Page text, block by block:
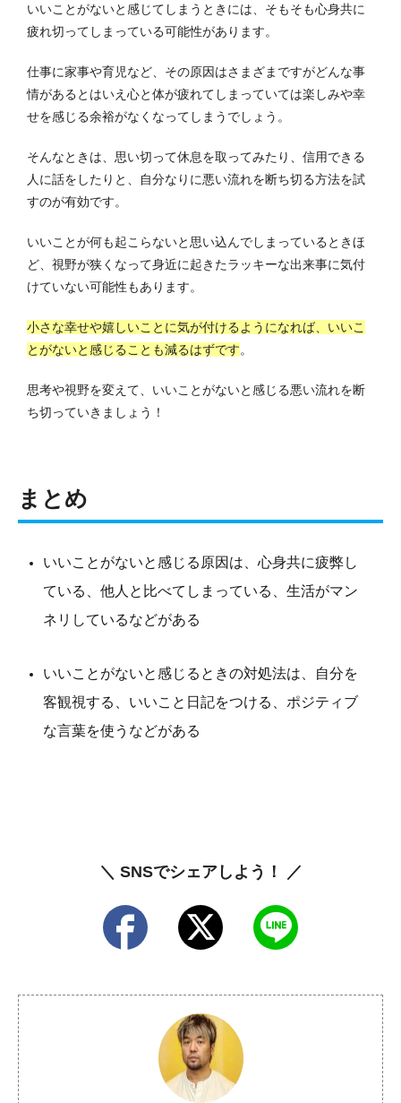
いいことがないと感じてしまうときには、そもそも心身共に
疲れ切ってしまっている可能性があります。
仕事に家事や育児など、その原因はさまざまですがどんな事
情があるとはいえ心と体が疲れてしまっていては楽しみや幸
せを感じる余裕がなくなってしまうでしょう。
そんなときは、思い切って休息を取ってみたり、信用できる
人に話をしたりと、自分なりに悪い流れを断ち切る方法を試
すのが有効です。
いいことが何も起こらないと思い込んでしまっているときほ
ど、視野が狭くなって身近に起きたラッキーな出来事に気付
けていない可能性もあります。
小さな幸せや嬉しいことに気が付けるようになれば、いいこ
とがないと感じることも減るはずです。
思考や視野を変えて、いいことがないと感じる悪い流れを断
ち切っていきましょう！
まとめ
いいことがないと感じる原因は、心身共に疲弊し
ている、他人と比べてしまっている、生活がマン
ネリしているなどがある
いいことがないと感じるときの対処法は、自分を
客観視する、いいこと日記をつける、ポジティブ
な言葉を使うなどがある
＼ SNSでシェアしよう！ ／